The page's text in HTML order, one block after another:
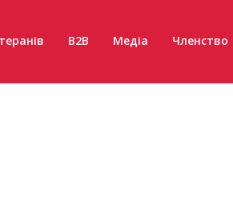
B2B Медіа Членство